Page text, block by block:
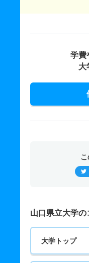
学費
大
山口県立大学
大学トップ